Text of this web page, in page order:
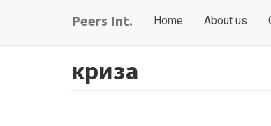
Peers Int.
Main
Home About us
User
menu
криза